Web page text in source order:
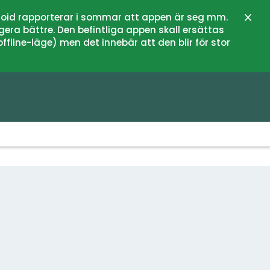
rapporterar i sommar att appen är seg mm.
bättre. Den befintliga appen skall ersättas
läge) men det innebär att den blir för stor
Lukk